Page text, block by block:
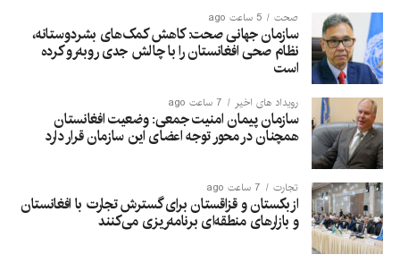
صحت 5 ساعت ago
سازمان جهانی صحت: کاهش کمک‌های بشردوستانه،
نظام صحی افغانستان را با چالش جدی روبه‌رو کرده
است
رویداد های اخیر 7 ساعت ago
سازمان پیمان امنیت جمعی: وضعیت افغانستان
همچنان در محور توجه اعضای این سازمان قرار دارد
تجارت 7 ساعت ago
ازبکستان و قزاقستان برای گسترش تجارت با افغانستان
و بازارهای منطقه‌ای برنامه‌ریزی می‌کنند